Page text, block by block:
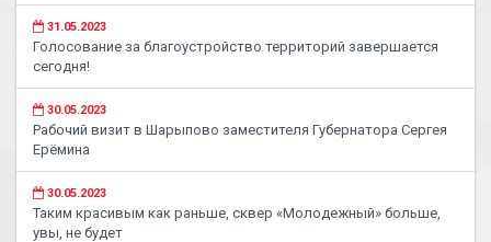
31.05.2023
Голосование за благоустройство территорий завершается
сегодня!
30.05.2023
Рабочий визит в Шарыпово заместителя Губернатора Сергея
Ерёмина
30.05.2023
Таким красивым как раньше, сквер «Молодежный» больше,
увы, не будет